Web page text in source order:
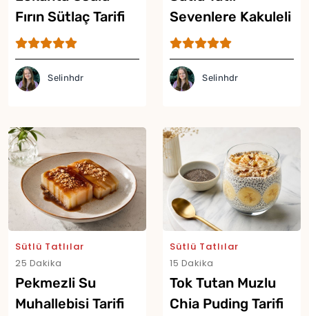
Fırın Sütlaç Tarifi
Selinhdr
Sevenlere Kakuleli
Reyhanlı Güllaç
Tarifi
Selinhdr
Sütlü Tatlılar
25 Dakika
Pekmezli Su
Muhallebisi Tarifi
Sütlü Tatlılar
15 Dakika
Tok Tutan Muzlu
Chia Puding Tarifi